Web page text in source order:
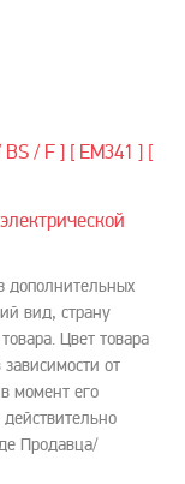
дополнительных
вид, страну
Цвет товара
от
момент его
Продавца/
/ F ] [ ЕМ341 ] [